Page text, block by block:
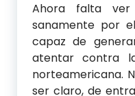
Ahora falta
sanamente por
capaz de
atentar contra
norteamericana.
ser claro, de